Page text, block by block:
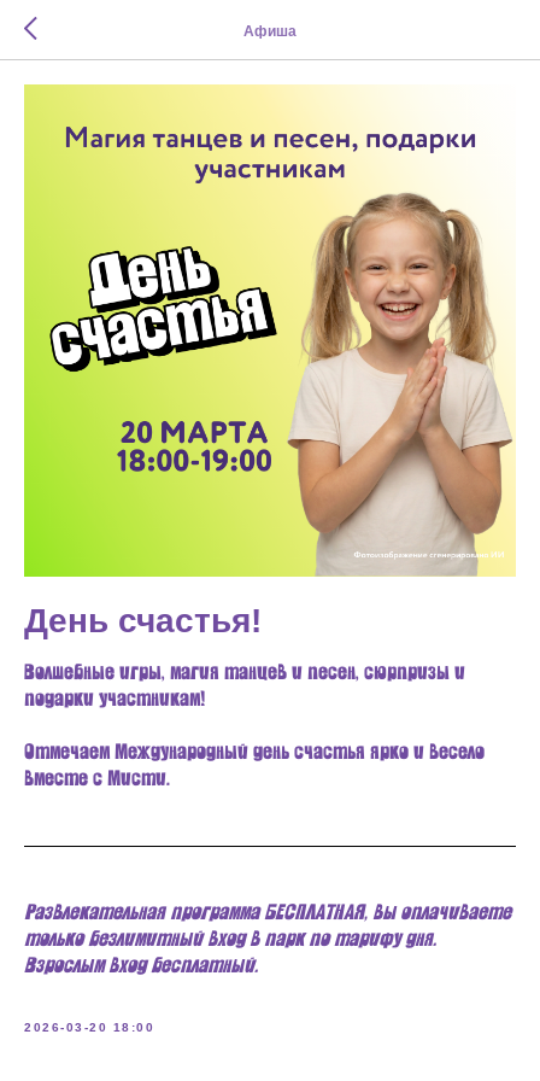
Афиша
День счастья!
Волшебные игры, магия танцев и песен, сюрпризы и
подарки участникам!
Отмечаем Международный день счастья ярко и весело
вместе с Мисти.
Развлекательная программа БЕСПЛАТНАЯ, вы оплачиваете
только безлимитный вход в парк по тарифу дня.
Взрослым вход бесплатный.
2026-03-20 18:00